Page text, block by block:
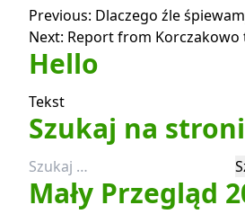
Nawigacja
wpisu
Previous: Dlaczego źle
Next: Report from Korczakowo
Hello
Tekst
Szukaj na
Szukaj:
Mały Przegląd